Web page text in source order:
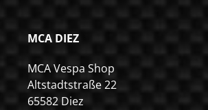
MCA DIEZ
MCA Vespa Shop
Altstadtstraße 22
65582 Diez